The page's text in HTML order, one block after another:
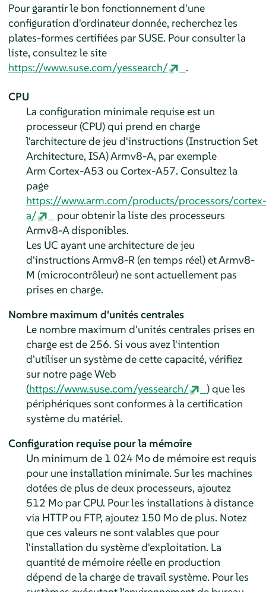
Pour garantir le bon fonctionnement d'une
configuration d'ordinateur donnée, recherchez les
plates-formes certifiées par SUSE. Pour consulter la
liste, consultez le site
https://www.suse.com/yessearch/
.
CPU
La configuration minimale requise est un
processeur (CPU) qui prend en charge
l'architecture de jeu d'instructions (Instruction Set
Architecture, ISA) Armv8-A, par exemple
Arm Cortex-A53 ou Cortex-A57. Consultez la
page
https://www.arm.com/products/processors/cortex-
a/
pour obtenir la liste des processeurs
Armv8-A disponibles.
Les UC ayant une architecture de jeu
d'instructions Armv8-R (en temps réel) et Armv8-
M (microcontrôleur) ne sont actuellement pas
prises en charge.
Nombre maximum d'unités centrales
Le nombre maximum d'unités centrales prises en
charge est de 256. Si vous avez l'intention
d'utiliser un système de cette capacité, vérifiez
sur notre page Web
(https://www.suse.com/yessearch/
) que les
périphériques sont conformes à la certification
système du matériel.
Configuration requise pour la mémoire
Un minimum de 1 024 Mo de mémoire est requis
pour une installation minimale. Sur les machines
dotées de plus de deux processeurs, ajoutez
512 Mo par CPU. Pour les installations à distance
via HTTP ou FTP, ajoutez 150 Mo de plus. Notez
que ces valeurs ne sont valables que pour
l'installation du système d'exploitation. La
quantité de mémoire réelle en production
dépend de la charge de travail système. Pour les